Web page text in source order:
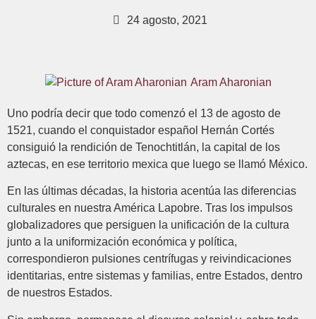
24 agosto, 2021
Aram Aharonian
Uno podría decir que todo comenzó el 13 de agosto de
1521, cuando el conquistador español Hernán Cortés
consiguió la rendición de Tenochtitlán, la capital de los
aztecas, en ese territorio mexica que luego se llamó México.
En las últimas décadas, la historia acentúa las diferencias
culturales en nuestra América Lapobre. Tras los impulsos
globalizadores que persiguen la unificación de la cultura
junto a la uniformización económica y política,
correspondieron pulsiones centrífugas y reivindicaciones
identitarias, entre sistemas y familias, entre Estados, dentro
de nuestros Estados.